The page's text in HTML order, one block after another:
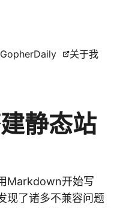
GopherDaily 关于我
静态站
Markdown开始写
现了诸多不兼容问题